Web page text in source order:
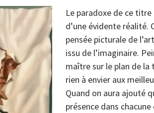
Le paradoxe de ce titre
d’une évidente réalité.
pensée picturale de
issu de l’imaginaire.
maître sur le plan de la
rien à envier aux
Quand on aura ajouté
présence dans